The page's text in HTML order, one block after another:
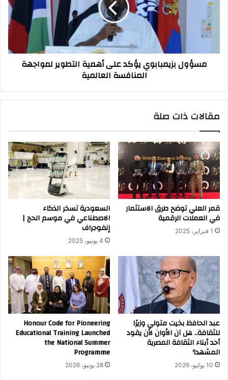
أهمية
التطوير
لمواجهة
العالمية
مسؤول بزيمبابوي يؤكد على أهمية التطوير لمواجهة
المنافسة العالمية
مقالات ذات صلة
قمر العلي توضح طرق الاستثمار
في العملات الرقمية
1 فبراير، 2025
السعودية تسخر الذكاء
الاصطناعي في موسم الحج |
إنفوجراف
4 يونيو، 2025
عبد الحافظ بخيت متولي وزيرًا
للثقافة.. هل آن الأوان لأن يقود
أحد أبناء الثقافة المصرية
المشهد؟
10 يوليو، 2026
Honour Code for Pioneering
Educational Training Launched
the National Summer
Programme
28 يونيو، 2026